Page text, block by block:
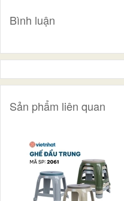
Bình luận
Sản phẩm liên quan